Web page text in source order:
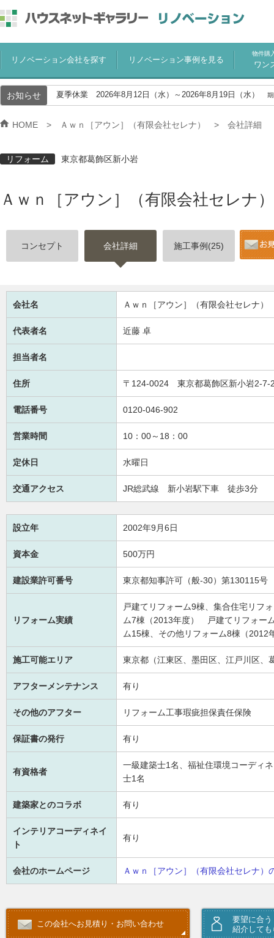
リノベーション会社を探す リノベーション事例を見る
物件購
ワン
お知らせ 夏季休業 2026年8月12日（水）～2026年8月19日（水）
HOME Ａｗｎ［アウン］（有限会社セレナ） 会社詳細
リフォーム 東京都葛飾区新小岩
Ａｗｎ［アウン］（有限会社セレナ）
コンセプト 会社詳細 施工事例(25)
会社名 Ａｗｎ［アウン］（有限会社セレナ）
代表者名 近藤 卓
担当者名
住所 〒124-0024 東京都葛飾区新小岩2-
電話番号 0120-046-902
営業時間 10：00～18：00
定休日 水曜日
交通アクセス JR総武線 新小岩駅下車 徒歩3分
設立年 2002年9月6日
資本金 500万円
建設業許可番号 東京都知事許可（般-30）第130115号
リフォーム実績
戸建てリフォーム9棟、集合住宅リフ
ム7棟（2013年度） 戸建てリフォー
ム15棟、その他リフォーム8棟（2012
施工可能エリア 東京都（江東区、墨田区、江戸川区、
アフターメンテナンス 有り
その他のアフター リフォーム工事瑕疵担保責任保険
保証書の発行 有り
有資格者
一級建築士1名、福祉住環境コーディ
士1名
建築家とのコラボ 有り
インテリアコーディネイ
ト
有り
会社のホームページ Ａｗｎ［アウン］（有限会社セレナ）
この会社へお見積り・お問い合わせ
要望に合
紹介しても